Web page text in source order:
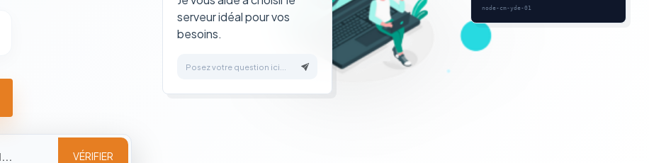
VÉRIFIER
serveur idéal pour vos
besoins.
Posez votre question ici...
node-cm-yde-01